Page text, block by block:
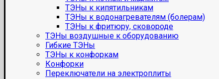
ТЭНы к кипятильникам
ТЭНы к водонагревателям (болерам)
ТЭНы к фритюру, сковороде
ТЭНы воздушные к оборудованию
Гибкие ТЭНы
ТЭНы к конфоркам
Конфорки
Переключатели на электроплиты